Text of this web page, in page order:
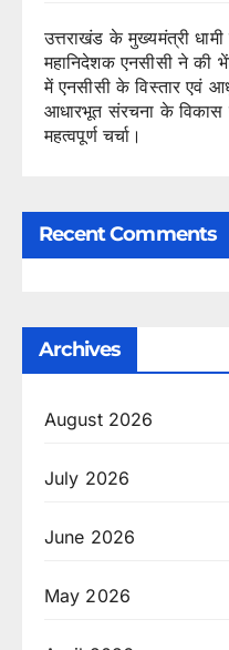
उत्तराखंड के मुख्यमंत्री
महानिदेशक एनसीसी ने की
में एनसीसी के विस्तार एवं
आधारभूत संरचना के विकास
महत्वपूर्ण चर्चा।
Recent Comments
Archives
August 2026
July 2026
June 2026
May 2026